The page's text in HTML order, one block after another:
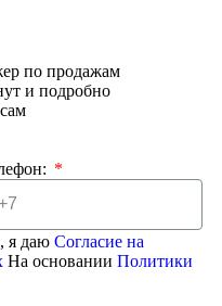
по продажам
и подробно
я даю Согласие на
На основании Политики